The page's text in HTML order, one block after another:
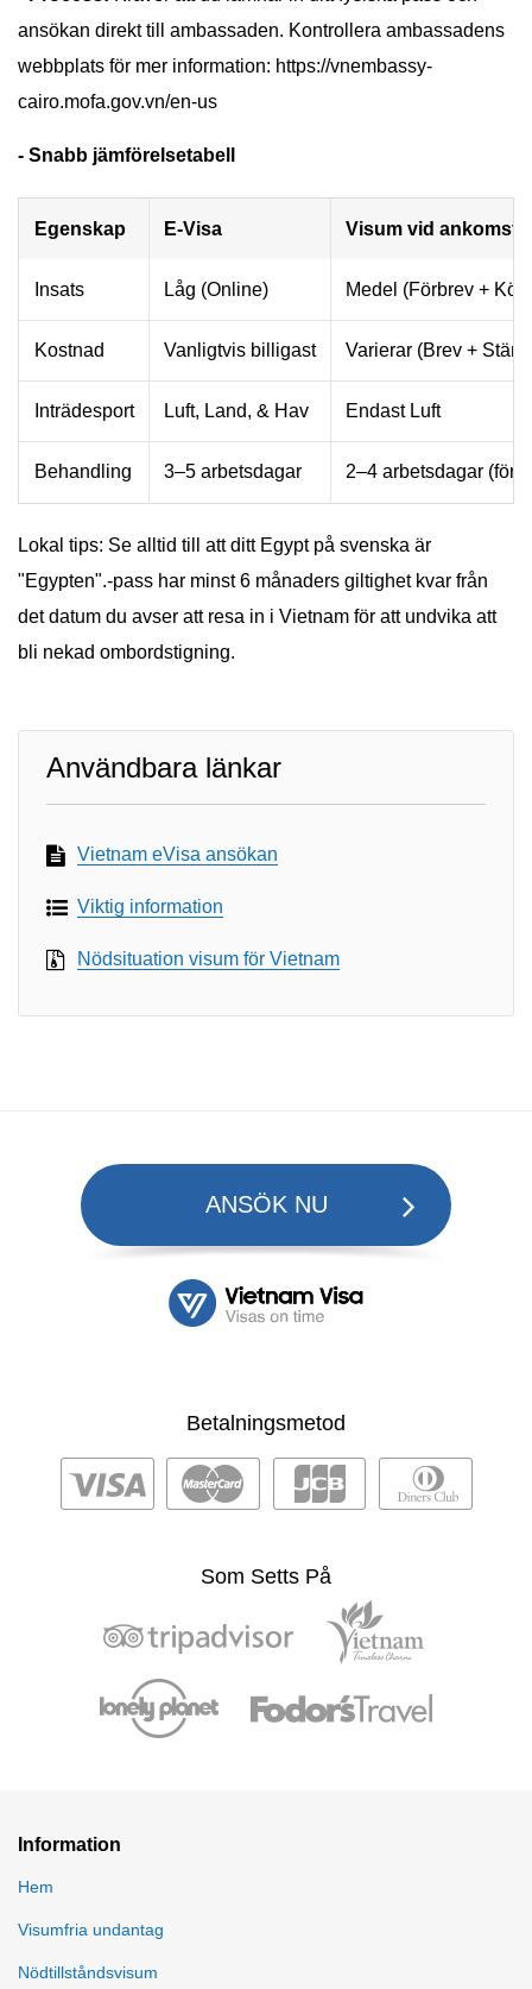
ansökan direkt till ambassaden. Kontrollera ambassadens
webbplats för mer information: https://vnembassy-
cairo.mofa.gov.vn/en-us
- Snabb jämförelsetabell
Egenskap E-Visa Visum vid ankomst
Insats Låg (Online) Medel (Förbrev + Kö)
Kostnad Vanligtvis billigast Varierar (Brev +
Inträdesport Luft, Land, & Hav Endast Luft
Behandling 3–5 arbetsdagar 2–4 arbetsdagar (för
Lokal tips: Se alltid till att ditt Egypt på svenska är
"Egypten".-pass har minst 6 månaders giltighet kvar från
det datum du avser att resa in i Vietnam för att undvika att
bli nekad ombordstigning.
Användbara länkar
Vietnam eVisa ansökan
Viktig information
Nödsituation visum för Vietnam
ANSÖK NU
Betalningsmetod
Som Setts På
Information
Hem
Visumfria undantag
Nödtillståndsvisum